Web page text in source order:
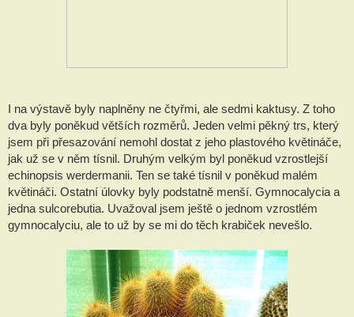
I na výstavě byly naplněny ne čtyřmi, ale sedmi kaktusy. Z toho
dva byly poněkud větších rozměrů. Jeden velmi pěkný trs, který
jsem při přesazování nemohl dostat z jeho plastového květináče,
jak už se v něm tísnil. Druhým velkým byl poněkud vzrostlejší
echinopsis werdermanii. Ten se také tísnil v poněkud malém
květináči. Ostatní úlovky byly podstatně menší. Gymnocalycia a
jedna sulcorebutia. Uvažoval jsem ještě o jednom vzrostlém
gymnocalyciu, ale to už by se mi do těch krabiček nevešlo.